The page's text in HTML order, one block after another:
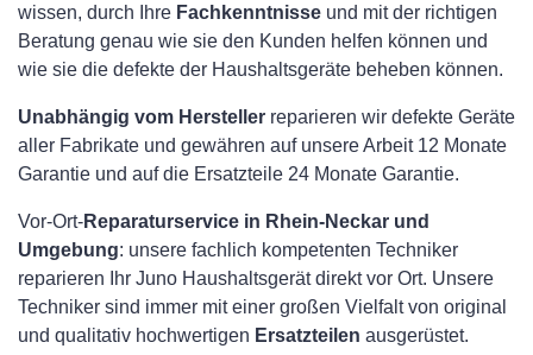
wissen, durch Ihre Fachkenntnisse und mit der richtigen
Beratung genau wie sie den Kunden helfen können und
wie sie die defekte der Haushaltsgeräte beheben können.
Unabhängig vom Hersteller reparieren wir defekte Geräte
aller Fabrikate und gewähren auf unsere Arbeit 12 Monate
Garantie und auf die Ersatzteile 24 Monate Garantie.
Vor-Ort-Reparaturservice in Rhein-Neckar und
Umgebung: unsere fachlich kompetenten Techniker
reparieren Ihr Juno Haushaltsgerät direkt vor Ort. Unsere
Techniker sind immer mit einer großen Vielfalt von original
und qualitativ hochwertigen Ersatzteilen ausgerüstet.